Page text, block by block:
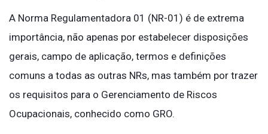
A Norma Regulamentadora 01 (NR-01) é de extrema
importância, não apenas por estabelecer disposições
gerais, campo de aplicação, termos e definições
comuns a todas as outras NRs, mas também por trazer
os requisitos para o Gerenciamento de Riscos
Ocupacionais, conhecido como GRO.